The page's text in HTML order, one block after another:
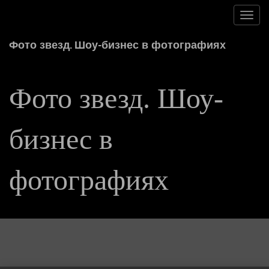
Фото звезд. Шоу-бизнес в фотографиях
Фото звезд. Шоу-
бизнес в
фотографиях